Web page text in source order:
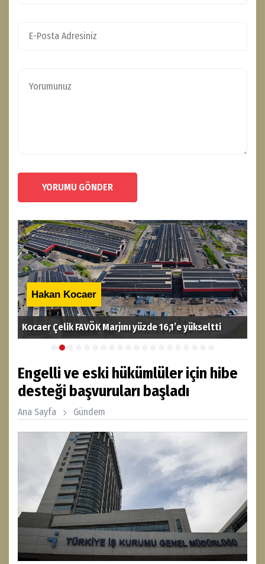
YORUMU GÖNDER
Hakan Kocaer
Kocaer Çelik FAVÖK Marjını yüzde 16,1’e yükseltti
Engelli ve eski hükümlüler için hibe
desteği başvuruları başladı
Ana Sayfa Gündem